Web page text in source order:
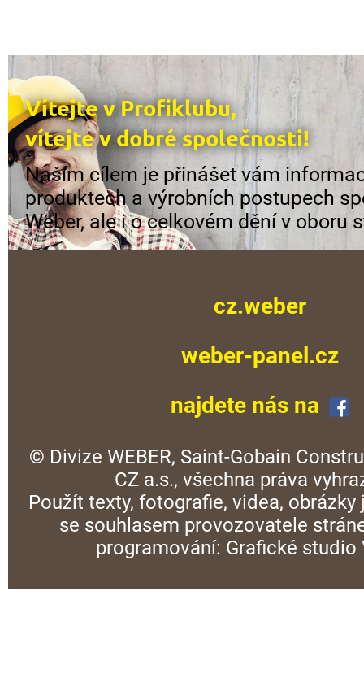
Vítejte v Profiklubu,
vítejte v dobré společnosti!
Naším cílem je přinášet vám
produktech a výrobních postupech
Weber, ale i o celkovém dění v oboru
cz.weber
weber-panel.cz
najdete nás na
© Divize WEBER, Saint-Gobain
CZ a.s., všechna práva
Použít texty, fotografie, videa, obrázky
se souhlasem provozovatele
programování: Grafické studio